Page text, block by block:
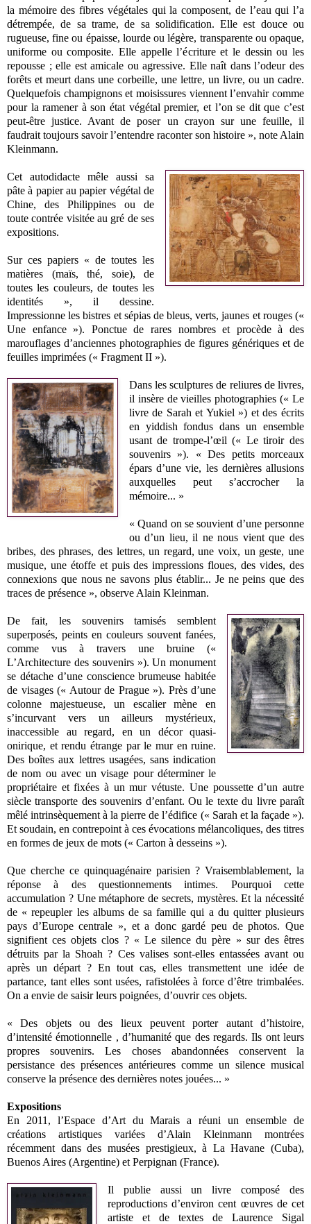
la mémoire des fibres végétales qui la composent, de l’eau qui l’a
détrempée, de sa trame, de sa solidification. Elle est douce ou
rugueuse, fine ou épaisse, lourde ou légère, transparente ou opaque,
uniforme ou composite. Elle appelle l’écriture et le dessin ou les
repousse ; elle est amicale ou agressive. Elle naît dans l’odeur des
forêts et meurt dans une corbeille, une lettre, un livre, ou un cadre.
Quelquefois champignons et moisissures viennent l’envahir comme
pour la ramener à son état végétal premier, et l’on se dit que c’est
peut-être justice. Avant de poser un crayon sur une feuille, il
faudrait toujours savoir l’entendre raconter son histoire », note Alain
Kleinmann.
Cet autodidacte mêle aussi sa
pâte à papier au papier végétal de
Chine, des Philippines ou de
toute contrée visitée au gré de ses
expositions.
Sur ces papiers « de toutes les
matières (maïs, thé, soie), de
toutes les couleurs, de toutes les
identités », il dessine.
Impressionne les bistres et sépias de bleus, verts, jaunes et rouges («
Une enfance »). Ponctue de rares nombres et procède à des
marouflages d’anciennes photographies de figures génériques et de
feuilles imprimées (« Fragment II »).
Dans les sculptures de reliures de livres,
il insère de vieilles photographies (« Le
livre de Sarah et Yukiel ») et des écrits
en yiddish fondus dans un ensemble
usant de trompe-l’œil (« Le tiroir des
souvenirs »). « Des petits morceaux
épars d’une vie, les dernières allusions
auxquelles peut s’accrocher la
mémoire... »
« Quand on se souvient d’une personne
ou d’un lieu, il ne nous vient que des
bribes, des phrases, des lettres, un regard, une voix, un geste, une
musique, une étoffe et puis des impressions floues, des vides, des
connexions que nous ne savons plus établir... Je ne peins que des
traces de présence », observe Alain Kleinman.
De fait, les souvenirs tamisés semblent
superposés, peints en couleurs souvent fanées,
comme vus à travers une bruine («
L’Architecture des souvenirs »). Un monument
se détache d’une conscience brumeuse habitée
de visages (« Autour de Prague »). Près d’une
colonne majestueuse, un escalier mène en
s’incurvant vers un ailleurs mystérieux,
inaccessible au regard, en un décor quasi-
onirique, et rendu étrange par le mur en ruine.
Des boîtes aux lettres usagées, sans indication
de nom ou avec un visage pour déterminer le
propriétaire et fixées à un mur vétuste. Une poussette d’un autre
siècle transporte des souvenirs d’enfant. Ou le texte du livre paraît
mêlé intrinsèquement à la pierre de l’édifice (« Sarah et la façade »).
Et soudain, en contrepoint à ces évocations mélancoliques, des titres
en formes de jeux de mots (« Carton à desseins »).
Que cherche ce quinquagénaire parisien ? Vraisemblablement, la
réponse à des questionnements intimes. Pourquoi cette
accumulation ? Une métaphore de secrets, mystères. Et la nécessité
de « repeupler les albums de sa famille qui a du quitter plusieurs
pays d’Europe centrale », et a donc gardé peu de photos. Que
signifient ces objets clos ? « Le silence du père » sur des êtres
détruits par la Shoah ? Ces valises sont-elles entassées avant ou
après un départ ? En tout cas, elles transmettent une idée de
partance, tant elles sont usées, rafistolées à force d’être trimbalées.
On a envie de saisir leurs poignées, d’ouvrir ces objets.
« Des objets ou des lieux peuvent porter autant d’histoire,
d’intensité émotionnelle , d’humanité que des regards. Ils ont leurs
propres souvenirs. Les choses abandonnées conservent la
persistance des présences antérieures comme un silence musical
conserve la présence des dernières notes jouées... »
Expositions
En 2011, l’Espace d’Art du Marais a réuni un ensemble de
créations artistiques variées d’Alain Kleinmann montrées
récemment dans des musées prestigieux, à La Havane (Cuba),
Buenos Aires (Argentine) et Perpignan (France).
Il publie aussi un livre composé des
reproductions d’environ cent œuvres de cet
artiste et de textes de Laurence Sigal